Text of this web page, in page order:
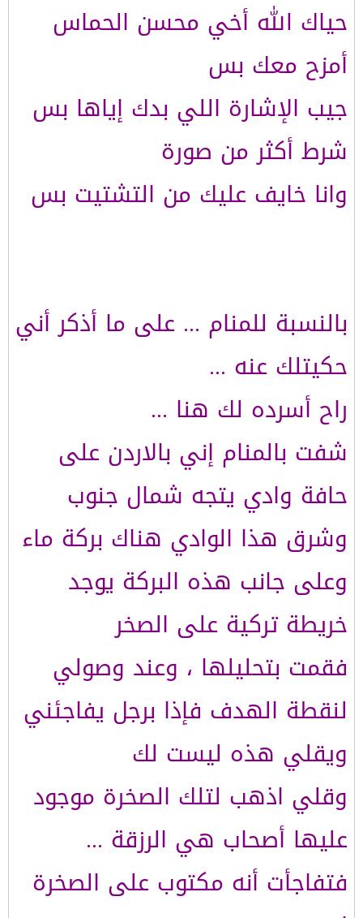
حياك الله أخي محسن الحماس
أمزح معك بس
جيب الإشارة اللي بدك إياها بس
شرط أكثر من صورة
وانا خايف عليك من التشتيت بس
بالنسبة للمنام ... على ما أذكر أني
حكيتلك عنه ...
راح أسرده لك هنا ...
شفت بالمنام إني بالاردن على
حافة وادي يتجه شمال جنوب
وشرق هذا الوادي هناك بركة ماء
وعلى جانب هذه البركة يوجد
خريطة تركية على الصخر
فقمت بتحليلها ، وعند وصولي
لنقطة الهدف فإذا برجل يفاجئني
ويقلي هذه ليست لك
وقلي اذهب لتلك الصخرة موجود
عليها أصحاب هي الرزقة ...
فتفاجأت أنه مكتوب على الصخرة